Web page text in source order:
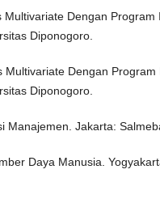
Dengan Program
Diponogoro.
Dengan Program
Diponogoro.
Manajemen. Jakarta:
Daya Manusia.